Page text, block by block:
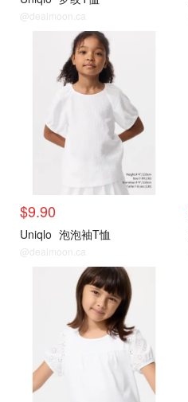
@dealmoon.ca
$9.90
Uniqlo 泡泡袖T恤
@dealmoon.ca